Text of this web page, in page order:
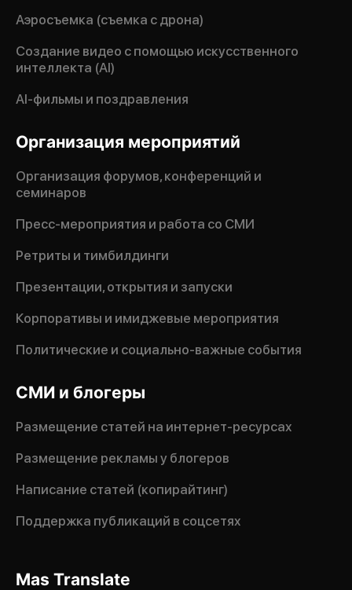
Аэросъемка (съемка с дрона)
Создание видео с помощью искусственного
интеллекта (AI)
AI-фильмы и поздравления
Организация мероприятий
Организация форумов, конференций и
семинаров
Пресс-мероприятия и работа со СМИ
Ретриты и тимбилдинги
Презентации, открытия и запуски
Корпоративы и имиджевые мероприятия
Политические и социально-важные события
СМИ и блогеры
Размещение статей на интернет-ресурсах
Размещение рекламы у блогеров
Написание статей (копирайтинг)
Поддержка публикаций в соцсетях
Mas Translate